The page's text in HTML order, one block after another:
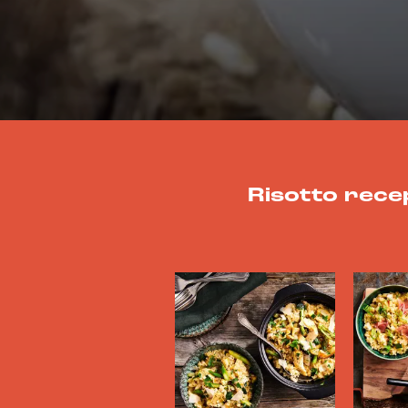
Risotto